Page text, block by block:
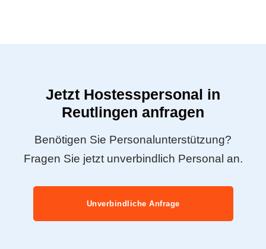
Jetzt Hostesspersonal in
Reutlingen anfragen
Benötigen Sie Personalunterstützung?
Fragen Sie jetzt unverbindlich Personal an.
Unverbindliche Anfrage